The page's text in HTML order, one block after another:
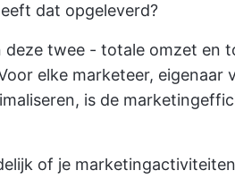
dat opgeleverd?
deze twee - totale omzet en
elke marketeer, eigenaar
is de
of je